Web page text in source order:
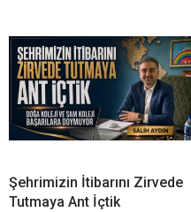
Şehrimizin İtibarını Zirvede
Tutmaya Ant İçtik